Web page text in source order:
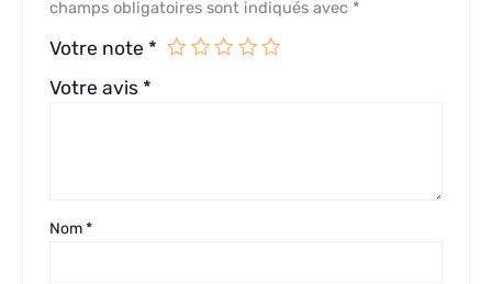
champs obligatoires sont indiqués avec *
Votre note *
Votre avis *
Nom*